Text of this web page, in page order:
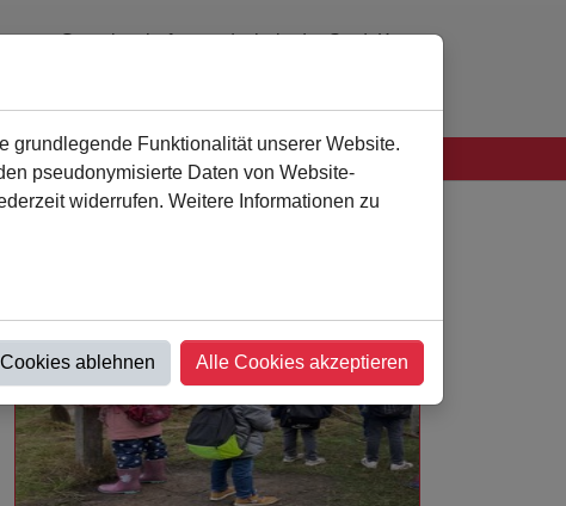
Gemeinschaftsgrundschule der Stadt Kamen
grundlegende Funktionalität unserer Website.
pseudonymisierte Daten von Website-
widerrufen. Weitere Informationen zu
ablehnen Alle Cookies akzeptieren